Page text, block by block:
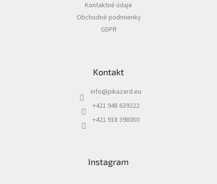
Kontaktné údaje
Obchodné podmienky
GDPR
Kontakt
info@pikazard.eu
+421 948 639222
+421 918 398050
Instagram